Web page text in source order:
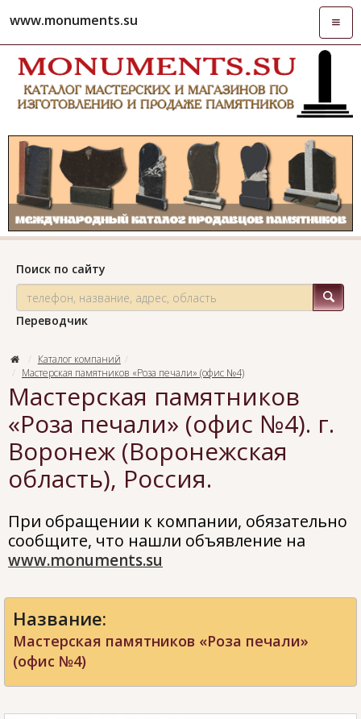
www.monuments.su
Поиск по сайту
Переводчик
Каталог компаний
Мастерская памятников «Роза печали» (офис №4)
Мастерская памятников
«Роза печали» (офис №4). г.
Воронеж (Воронежская
область), Россия.
При обращении к компании, обязательно
сообщите, что нашли объявление на
www.monuments.su
Название:
Мастерская памятников «Роза печали»
(офис №4)